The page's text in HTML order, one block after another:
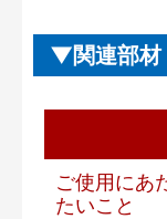
関連部
ご使用にあ
たいこと